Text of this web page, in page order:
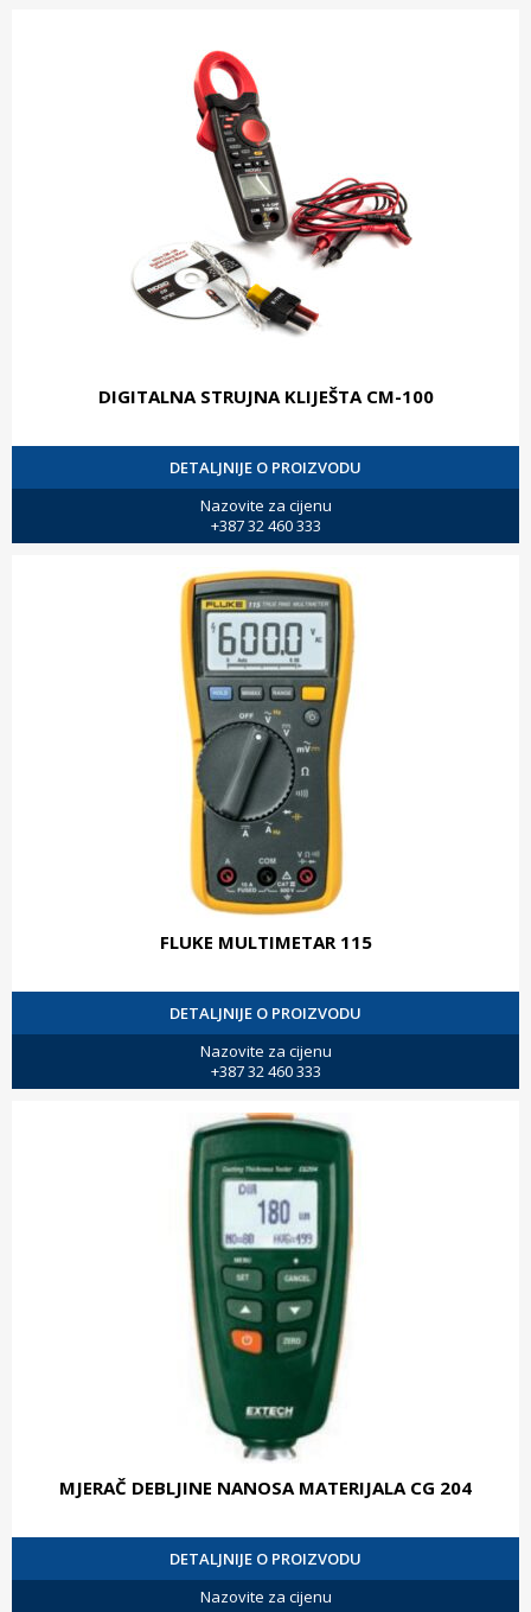
DIGITALNA STRUJNA KLIJEŠTA CM-100
DETALJNIJE O PROIZVODU
Nazovite za cijenu
+387 32 460 333
FLUKE MULTIMETAR 115
DETALJNIJE O PROIZVODU
Nazovite za cijenu
+387 32 460 333
MJERAČ DEBLJINE NANOSA MATERIJALA CG 204
DETALJNIJE O PROIZVODU
Nazovite za cijenu